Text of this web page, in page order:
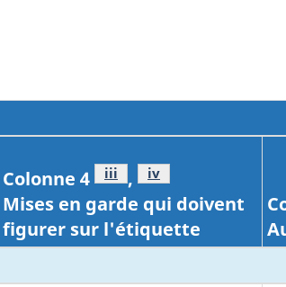
de page
Colonne 4 Note de bas de page
iii , Note de bas de page
iv
Mises en garde qui doivent
figurer sur l'étiquette